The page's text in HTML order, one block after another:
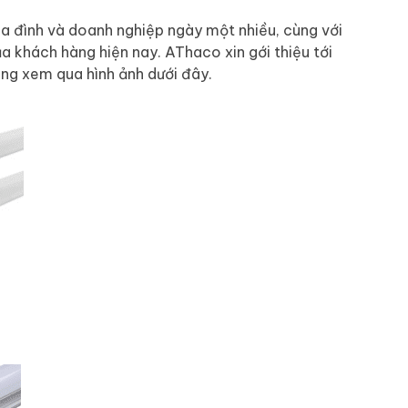
đình và doanh nghiệp ngày một nhiều, cùng với
khách hàng hiện nay. AThaco xin gới thiệu tới
xem qua hình ảnh dưới đây.